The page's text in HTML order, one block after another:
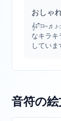
おしゃ
𝄞⨾𓍢ִ໋⌑~♬♪܀⊹のようなト音記号デコや、♬⋆.˚のよう
なキラキ
していま
音符の